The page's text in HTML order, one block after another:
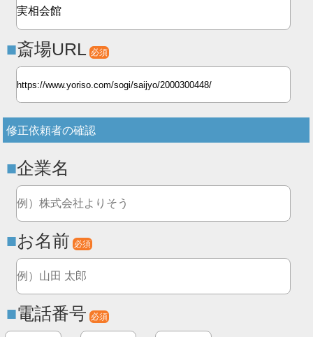
斎場URL 必須
修正依頼者の確認
企業名
お名前 必須
電話番号 必須